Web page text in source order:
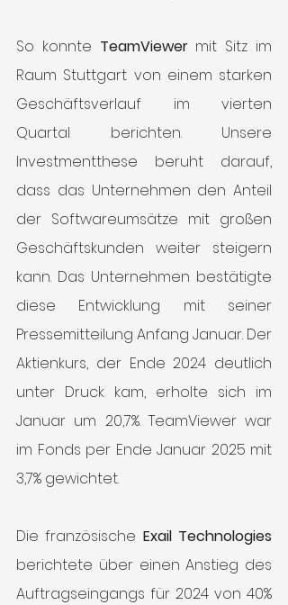
So konnte TeamViewer mit Sitz im
Raum Stuttgart von einem starken
Geschäftsverlauf im vierten
Quartal berichten. Unsere
Investmentthese beruht darauf,
dass das Unternehmen den Anteil
der Softwareumsätze mit großen
Geschäftskunden weiter steigern
kann. Das Unternehmen bestätigte
diese Entwicklung mit seiner
Pressemitteilung Anfang Januar. Der
Aktienkurs, der Ende 2024 deutlich
unter Druck kam, erholte sich im
Januar um 20,7%. TeamViewer war
im Fonds per Ende Januar 2025 mit
3,7% gewichtet.
Die französische Exail Technologies
berichtete über einen Anstieg des
Auftragseingangs für 2024 von 40%